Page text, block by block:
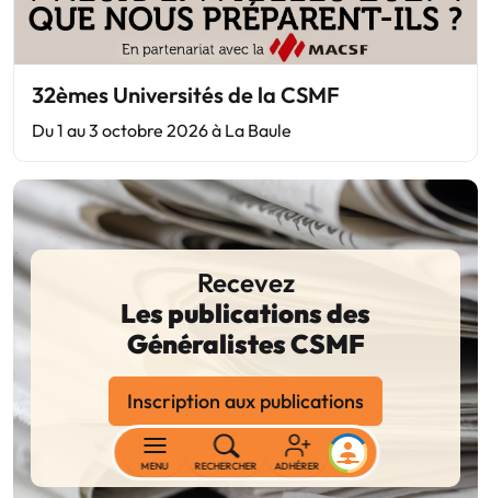
32èmes Universités de la CSMF
Du 1 au 3 octobre 2026 à La Baule
Recevez
Les publications des
Généralistes CSMF
Inscription aux publications
Accéder aux archives
MENU RECHERCHER ADHÉRER